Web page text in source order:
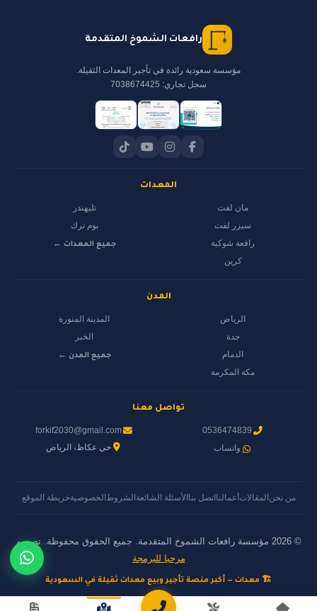
رافعات الشموخ المتقدمة
مؤسسة سعودية رائدة في تأجير المعدات الثقيلة.
سجل تجاري: 7038674425
المعدات
مان لفت
سيزر لفت
رافعة شوكية
كرين
تليهندر
بوم ترك
جميع المعدات ←
المدن
الرياض
جدة
الدمام
مكة المكرمة
المدينة المنورة
الخبر
جميع المدن ←
تواصل معنا
0536474839
واتساب
forkif2030@gmail.com
حي عكاظ، الرياض
من نحنالمقالات أعمالنااتصل بناالأسئلة الشائعةالشروط الخصوصيةخريطة الموقع
© 2026 مؤسسة رافعات الشموخ المتقدمة. جميع الحقوق محفوظة. تصميم
مرحبا للبرمجة
🏗️ معدات — أكبر منصة تأجير وبيع معدات ثقيلة في السعودية